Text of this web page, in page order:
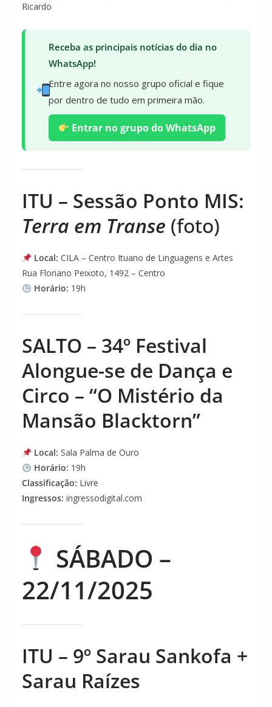
Ricardo
Receba as principais notícias do dia no
WhatsApp!
Entre agora no nosso grupo oficial e fique
por dentro de tudo em primeira mão.
Entrar no grupo do WhatsApp
ITU – Sessão Ponto MIS:
Terra em Transe (foto)
Local: CILA – Centro Ituano de Linguagens e Artes
Rua Floriano Peixoto, 1492 – Centro
Horário: 19h
SALTO – 34º Festival
Alongue-se de Dança e
Circo – “O Mistério da
Mansão Blacktorn”
Local: Sala Palma de Ouro
Horário: 19h
Classificação: Livre
Ingressos: ingressodigital.com
SÁBADO –
22/11/2025
ITU – 9º Sarau Sankofa +
Sarau Raízes